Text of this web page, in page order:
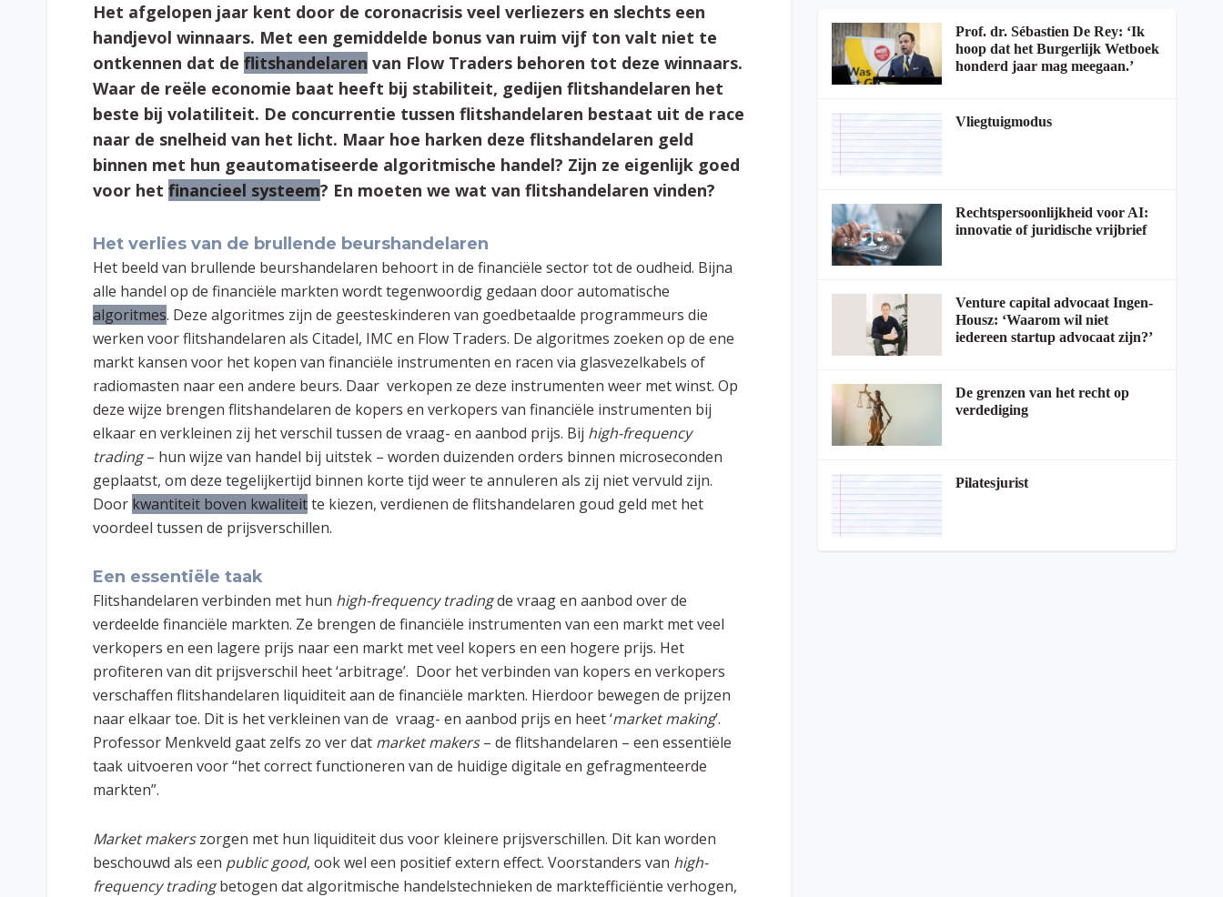
Het afgelopen jaar kent door de coronacrisis veel verliezers en slechts een
handjevol winnaars. Met een gemiddelde bonus van ruim vijf ton valt niet te
ontkennen dat de flitshandelaren van Flow Traders behoren tot deze winnaars.
Waar de reële economie baat heeft bij stabiliteit, gedijen flitshandelaren het
beste bij volatiliteit. De concurrentie tussen flitshandelaren bestaat uit de race
naar de snelheid van het licht. Maar hoe harken deze flitshandelaren geld
binnen met hun geautomatiseerde algoritmische handel? Zijn ze eigenlijk goed
voor het financieel systeem? En moeten we wat van flitshandelaren vinden?
Het verlies van de brullende beurshandelaren
Het beeld van brullende beurshandelaren behoort in de financiële sector tot de oudheid. Bijna
alle handel op de financiële markten wordt tegenwoordig gedaan door automatische
algoritmes. Deze algoritmes zijn de geesteskinderen van goedbetaalde programmeurs die
werken voor flitshandelaren als Citadel, IMC en Flow Traders. De algoritmes zoeken op de ene
markt kansen voor het kopen van financiële instrumenten en racen via glasvezelkabels of
radiomasten naar een andere beurs. Daar verkopen ze deze instrumenten weer met winst. Op
deze wijze brengen flitshandelaren de kopers en verkopers van financiële instrumenten bij
elkaar en verkleinen zij het verschil tussen de vraag- en aanbod prijs. Bij high-frequency
trading– hun wijze van handel bij uitstek – worden duizenden orders binnen microseconden
geplaatst, om deze tegelijkertijd binnen korte tijd weer te annuleren als zij niet vervuld zijn.
Door kwantiteit boven kwaliteitte kiezen, verdienen de flitshandelaren goud geld met het
voordeel tussen de prijsverschillen.
Een essentiële taak
Flitshandelaren verbinden met hun high-frequency tradingde vraag en aanbod over de
verdeelde financiële markten. Ze brengen de financiële instrumenten van een markt met veel
verkopers en een lagere prijs naar een markt met veel kopers en een hogere prijs. Het
profiteren van dit prijsverschil heet ‘arbitrage’. Door het verbinden van kopers en verkopers
verschaffen flitshandelaren liquiditeit aan de financiële markten. Hierdoor bewegen de prijzen
naar elkaar toe. Dit is het verkleinen van de vraag- en aanbod prijs en heet ‘market making’.
Professor Menkveld gaat zelfs zo ver dat market makers– de flitshandelaren – een essentiële
taak uitvoeren voor “het correct functioneren van de huidige digitale en gefragmenteerde
markten”.
Market makerszorgen met hun liquiditeit dus voor kleinere prijsverschillen. Dit kan worden
beschouwd als een public good, ook wel een positief extern effect. Voorstanders van high-
frequency tradingbetogen datalgoritmische handelstechnieken de marktefficiëntie verhogen,
Prof. dr. Sébastien De Rey: ‘Ik
hoop dat het Burgerlijk Wetboek
honderd jaar mag meegaan.’
Vliegtuigmodus
Rechtspersoonlijkheid voor AI:
innovatie of juridische vrijbrief
Venture capital advocaat Ingen-
Housz: ‘Waarom wil niet
iedereen startup advocaat zijn?’
De grenzen van het recht op
verdediging
Pilatesjurist